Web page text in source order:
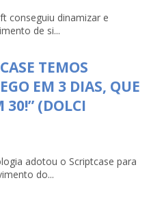
conseguiu dinamizar e
de si...
TEMOS
EM 3 DIAS, QUE
30!” (DOLCI
adotou o Scriptcase para
do...